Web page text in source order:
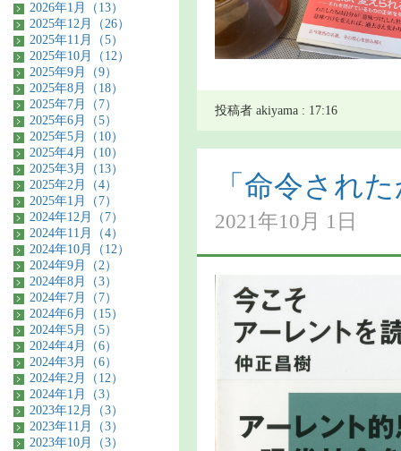
投稿者 akiyama : 17:16
「命令され
2021年10月 1日
2026年1月（13）
2025年12月（26）
2025年11月（5）
2025年10月（12）
2025年9月（9）
2025年8月（18）
2025年7月（7）
2025年6月（5）
2025年5月（10）
2025年4月（10）
2025年3月（13）
2025年2月（4）
2025年1月（7）
2024年12月（7）
2024年11月（4）
2024年10月（12）
2024年9月（2）
2024年8月（3）
2024年7月（7）
2024年6月（15）
2024年5月（5）
2024年4月（6）
2024年3月（6）
2024年2月（12）
2024年1月（3）
2023年12月（3）
2023年11月（3）
2023年10月（3）